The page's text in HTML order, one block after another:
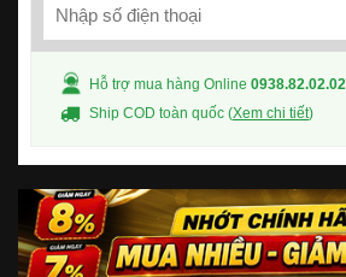
Hỗ trợ mua hàng Online 0938.82.02.02
Ship COD toàn quốc (Xem chi tiết)